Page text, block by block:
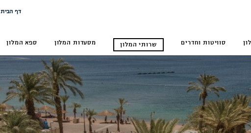
דף הבית
סוויטות וחדרים שרותי המלון מסעדות המלון ספא המלון